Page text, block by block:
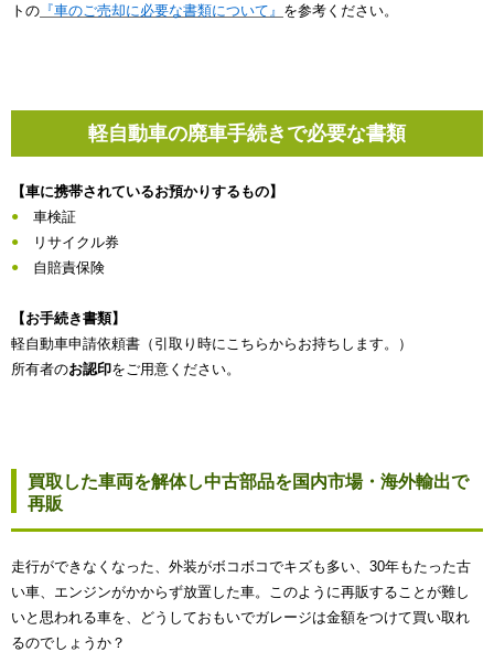
トの 『車のご売却に必要な書類について』 を参考ください。
軽自動車の廃車手続きで必要な書類
【車に携帯されているお預かりするもの】
車検証
リサイクル券
自賠責保険
【お手続き書類】
軽自動車申請依頼書（引取り時にこちらからお持ちします。）
所有者のお認印をご用意ください。
買取した車両を解体し中古部品を国内市場・海外輸出で
再販
走行ができなくなった、外装がボコボコでキズも多い、30年もたった古
い車、エンジンがかからず放置した車。このように再販することが難し
いと思われる車を、どうしておもいでガレージは金額をつけて買い取れ
るのでしょうか？